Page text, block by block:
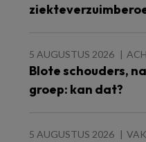
5 AUGUSTUS 2026
Blote schouders,
groep: kan dat?
5 AUGUSTUS 2026